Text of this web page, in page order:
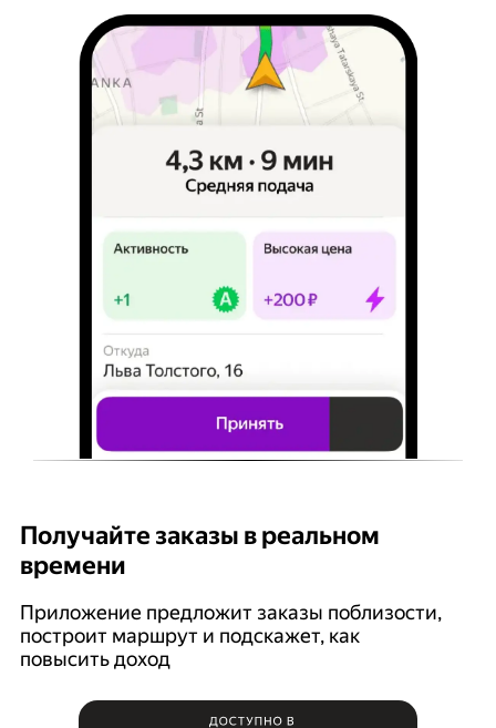
Получайте заказы в реальном
времени
Приложение предложит заказы поблизости,
построит маршрут и подскажет, как
повысить доход